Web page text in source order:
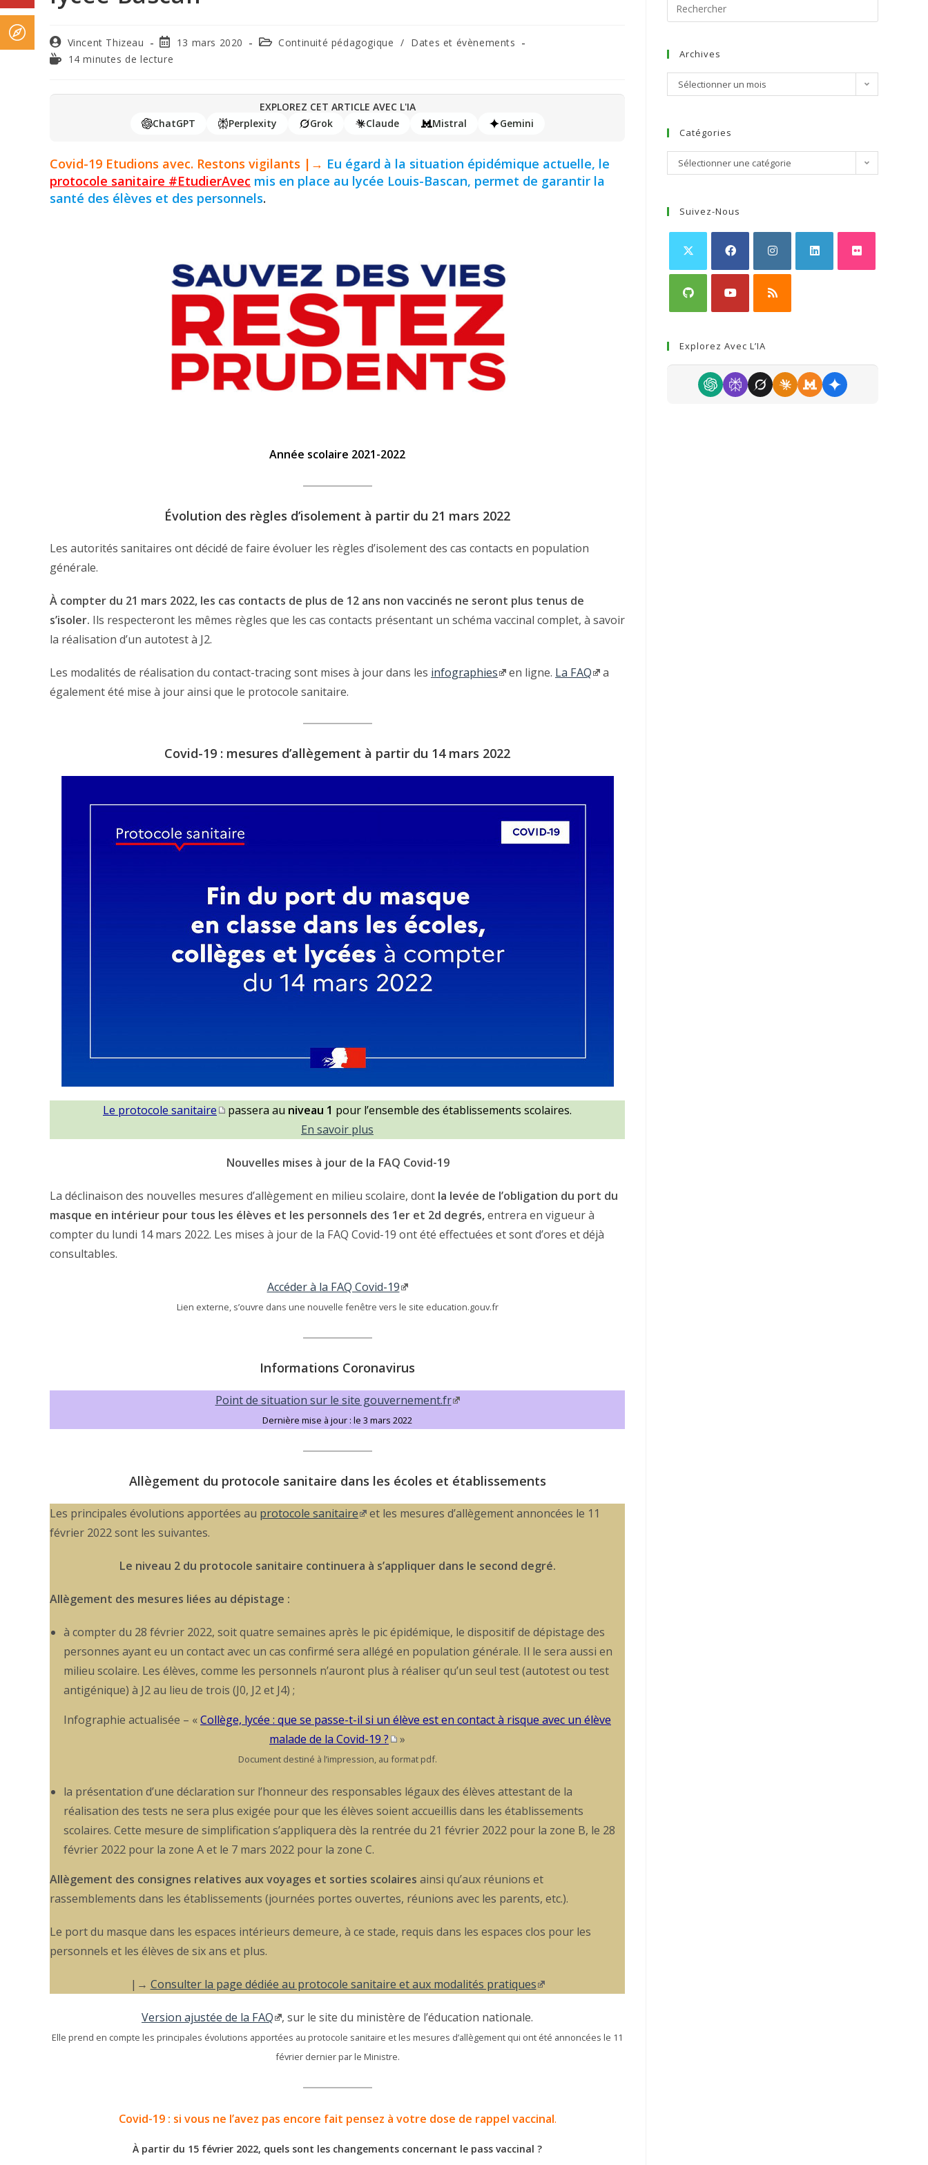
Vincent Thizeau 13 mars 2020 Continuité pédagogique / Dates et évènements
14 minutes de lecture
EXPLOREZ CET ARTICLE AVEC L'IA
ChatGPT
Perplexity Grok Claude Mistral Gemini
Covid-19 Etudions avec. Restons vigilants |→ Eu égard à la situation épidémique actuelle, le
protocole sanitaire #EtudierAvec mis en place au lycée Louis-Bascan, permet de garantir la
santé des élèves et des personnels.
Année scolaire 2021-2022
Évolution des règles d’isolement à partir du 21 mars 2022
Les autorités sanitaires ont décidé de faire évoluer les règles d’isolement des cas contacts en population
générale.
À compter du 21 mars 2022, les cas contacts de plus de 12 ans non vaccinés ne seront plus tenus de
s’isoler. Ils respecteront les mêmes règles que les cas contacts présentant un schéma vaccinal complet, à savoir
la réalisation d’un autotest à J2.
Les modalités de réalisation du contact-tracing sont mises à jour dans les infographies en ligne. La FAQ
a
également été mise à jour ainsi que le protocole sanitaire.
Covid-19 : mesures d’allègement à partir du 14 mars 2022
Le protocole sanitaire passera au niveau 1 pour l’ensemble des établissements scolaires.
En savoir plus
Nouvelles mises à jour de la FAQ Covid-19
La déclinaison des nouvelles mesures d’allègement en milieu scolaire, dont la levée de l’obligation du port du
masque en intérieur pour tous les élèves et les personnels des 1er et 2d degrés,entrera en vigueur à
compter du lundi 14 mars 2022. Les mises à jour de la FAQ Covid-19 ont été effectuées et sont d’ores et déjà
consultables.
Accéder à la FAQ Covid-19
Lien externe, s’ouvre dans une nouvelle fenêtre vers le site education.gouv.fr
Informations Coronavirus
Point de situation sur le site gouvernement.fr
Dernière mise à jour : le 3 mars 2022
Allègement du protocole sanitaire dans les écoles et établissements
Les principales évolutions apportées au protocole sanitaire
et les mesures d’allègement annoncées le 11
février 2022 sont les suivantes.
Le niveau 2 du protocole sanitaire continuera à s’appliquer dans le second degré.
Allègement des mesures liées au dépistage :
à compter du 28 février 2022, soit quatre semaines après le pic épidémique, le dispositif de dépistage des
personnes ayant eu un contact avec un cas confirmé sera allégé en population générale. Il le sera aussi en
milieu scolaire. Les élèves, comme les personnels n’auront plus à réaliser qu’un seul test (autotest ou test
antigénique) à J2 au lieu de trois (J0, J2 et J4) ;
Infographie actualisée – «Collège, lycée : que se passe-t-il si un élève est en contact à risque avec un élève
malade de la Covid-19 ?
»
Document destiné à l’impression, au format pdf.
la présentation d’une déclaration sur l’honneur des responsables légaux des élèves attestant de la
réalisation des tests ne sera plus exigée pour que les élèves soient accueillis dans les établissements
scolaires. Cette mesure de simplification s’appliquera dès la rentrée du 21 février 2022 pour la zone B, le 28
février 2022 pour la zone A et le 7 mars 2022 pour la zone C.
Allègement des consignes relatives aux voyages et sorties scolaires ainsi qu’aux réunions et
rassemblements dans les établissements (journées portes ouvertes, réunions avec les parents, etc.).
Le port du masque dans les espaces intérieurs demeure, à ce stade, requis dans les espaces clos pour les
personnels et les élèves de six ans et plus.
|→ Consulter la page dédiée au protocole sanitaire et aux modalités pratiques
Version ajustée de la FAQ , sur le site du ministère de l’éducation nationale.
Elle prend en compte les principales évolutions apportées au protocole sanitaire et les mesures d’allègement qui ont été annoncées le 11
février dernier par le Ministre.
Covid-19 : si vous ne l’avez pas encore fait pensez à votre dose de rappel vaccinal.
À partir du 15 février 2022, quels sont les changements concernant le pass vaccinal ?
Archives
Sélectionner un mois
Catégories
Sélectionner une catégorie
Suivez-Nous
Explorez Avec L’IA